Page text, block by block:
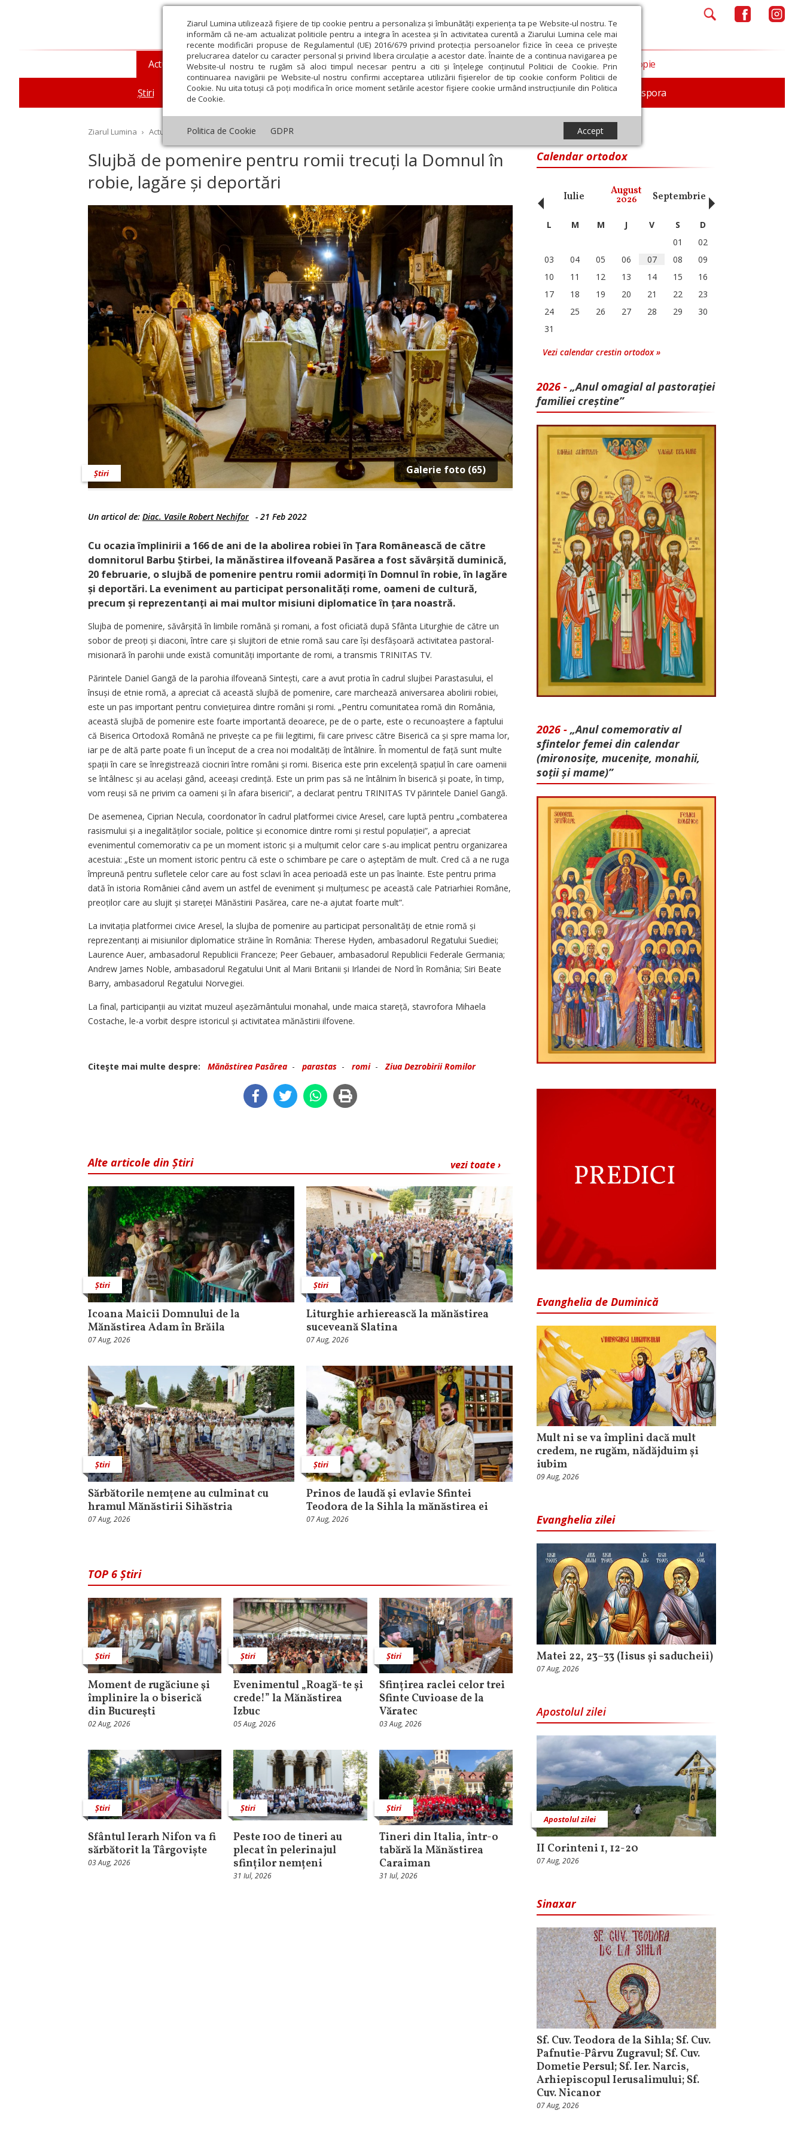
Ziarul Lumina utilizează fişiere de tip cookie pentru a personaliza și îmbunătăți experiența ta pe Website-ul nostru. Te
informăm că ne-am actualizat politicile pentru a integra în acestea și în activitatea curentă a Ziarului Lumina cele mai
recente modificări propuse de Regulamentul (UE) 2016/679 privind protecția persoanelor fizice în ceea ce privește
prelucrarea datelor cu caracter personal și privind libera circulație a acestor date. Înainte de a continua navigarea pe
Website-ul nostru te rugăm să aloci timpul necesar pentru a citi și înțelege conținutul Politicii de Cookie. Prin
continuarea navigării pe Website-ul nostru confirmi acceptarea utilizării fişierelor de tip cookie conform Politicii de
Cookie. Nu uita totuși că poți modifica în orice moment setările acestor fişiere cookie urmând instrucțiunile din Politica
de Cookie.
Politica de Cookie GDPR Accept
Actualitate religioasă
Știri Mesaje și cuvântări An omagial Comunicate de presă Documentar In memoriam Diaspora
Teologie și spiritualitate Educaţie și Cultură Societate Opinii Filantropie
Ziarul Lumina › Actualitate religioasă › Știri › Slujbă de pomenire pentru romii trecuți la Domnul în robie, lagăre și deportări
Slujbă de pomenire pentru romii trecuți la Domnul în
robie, lagăre și deportări
Galerie foto (65)
Știri
Un articol de: Diac. Vasile Robert Nechifor - 21 Feb 2022
Cu ocazia împlinirii a 166 de ani de la abolirea robiei în Țara Românească de către
domnitorul Barbu Știrbei, la mănăstirea ilfoveană Pasărea a fost săvârșită duminică,
20 februarie, o slujbă de pomenire pentru romii adormiți în Domnul în robie, în lagăre
și deportări. La eveniment au participat personalități rome, oameni de cultură,
precum și reprezentanți ai mai multor misiuni diplomatice în țara noastră.
Slujba de pomenire, săvârșită în limbile română și romani, a fost oficiată după Sfânta Liturghie de către un
sobor de preoți și diaconi, între care și slujitori de etnie romă sau care își desfășoară activitatea pastoral-
misionară în parohii unde există comunități importante de romi, a transmis TRINITAS TV.
Părintele Daniel Gangă de la parohia ilfoveană Sintești, care a avut protia în cadrul slujbei Parastasului, el
însuși de etnie romă, a apreciat că această slujbă de pomenire, care marchează aniversarea abolirii robiei,
este un pas important pentru conviețuirea dintre români și romi. „Pentru comunitatea romă din România,
această slujbă de pomenire este foarte importantă deoarece, pe de o parte, este o recunoaștere a faptului
că Biserica Ortodoxă Română ne privește ca pe fiii legitimi, fii care privesc către Biserică ca și spre mama lor,
iar pe de altă parte poate fi un început de a crea noi modalități de întâlnire. În momentul de față sunt multe
spații în care se înregistrează ciocniri între români și romi. Biserica este prin excelență spațiul în care oamenii
se întâlnesc și au același gând, aceeași credință. Este un prim pas să ne întâlnim în biserică și poate, în timp,
vom reuși să ne privim ca oameni și în afara bisericii”, a declarat pentru TRINITAS TV părintele Daniel Gangă.
De asemenea, Ciprian Necula, coordonator în cadrul platformei civice Aresel, care luptă pentru „combaterea
rasismului și a inegalităților sociale, politice și economice dintre romi și restul populației”, a apreciat
evenimentul comemorativ ca pe un moment istoric și a mulțumit celor care s-au implicat pentru organizarea
acestuia: „Este un moment istoric pentru că este o schimbare pe care o așteptăm de mult. Cred că a ne ruga
împreună pentru sufletele celor care au fost sclavi în acea perioadă este un pas înainte. Este pentru prima
dată în istoria României când avem un astfel de eveniment și mulțumesc pe această cale Patriarhiei Române,
preoților care au slujit și stareței Mănăstirii Pasărea, care ne-a ajutat foarte mult”.
La invitația platformei civice Aresel, la slujba de pomenire au participat personalități de etnie romă și
reprezentanți ai misiunilor diplomatice străine în România: Therese Hyden, ambasadorul Regatului Suediei;
Laurence Auer, ambasadorul Republicii Franceze; Peer Gebauer, ambasadorul Republicii Federale Germania;
Andrew James Noble, ambasadorul Regatului Unit al Marii Britanii și Irlandei de Nord în România; Siri Beate
Barry, ambasadorul Regatului Norvegiei.
La final, participanții au vizitat muzeul așezământului monahal, unde maica stareță, stavrofora Mihaela
Costache, le-a vorbit despre istoricul și activitatea mănăstirii ilfovene.
Citeşte mai multe despre: Mănăstirea Pasărea - parastas - romi-Ziua Dezrobirii Romilor
vezi toate ›
Alte articole din Știri
Știri
Icoana Maicii Domnului de la
Mănăstirea Adam în Brăila
07 Aug, 2026
Știri
Liturghie arhierească la mănăstirea
suceveană Slatina
07 Aug, 2026
Știri
Sărbătorile nemţene au culminat cu
hramul Mănăstirii Sihăstria
07 Aug, 2026
Știri
Prinos de laudă şi evlavie Sfintei
Teodora de la Sihla la mănăstirea ei
07 Aug, 2026
TOP 6 Știri
Știri
Moment de rugăciune şi
împlinire la o biserică
din Bucureşti
02 Aug, 2026
Știri
Evenimentul „Roagă-te și
crede!” la Mănăstirea
Izbuc
05 Aug, 2026
Știri
Sfințirea raclei celor trei
Sfinte Cuvioase de la
Văratec
03 Aug, 2026
Știri
Sfântul Ierarh Nifon va fi
sărbătorit la Târgoviște
03 Aug, 2026
Știri
Peste 100 de tineri au
plecat în pelerinajul
sfinților nemțeni
31 Iul, 2026
Știri
Tineri din Italia, într-o
tabără la Mănăstirea
Caraiman
31 Iul, 2026
Calendar ortodox
Noiembrie Decembrie Iulie August
2026 Septembrie Octombrie
‹ L M M J V S
D
01
02
03
04 05 06 07 08
09
10
11 12 13 14 15
16
17
18 19 20 21 22
23
24
25 26 27 28 29
30
31
Vezi calendar crestin ortodox »
2026 - „Anul omagial al pastorației
familiei creștine”
2026 - „Anul comemorativ al
sfintelor femei din calendar
(mironosițe, mu­cenițe, monahii,
soții și mame)”
Evanghelia de Duminică
Mult ni se va împlini dacă mult
credem, ne rugăm, nădăjduim și
iubim
09 Aug, 2026
Evanghelia zilei
Matei 22, 23–33 (Iisus și saducheii)
07 Aug, 2026
Apostolul zilei
Apostolul zilei
II Corinteni 1, 12-20
07 Aug, 2026
Sinaxar
Sf. Cuv. Teodora de la Sihla; Sf. Cuv.
Pafnutie-Pârvu Zugravul; Sf. Cuv.
Dometie Persul; Sf. Ier. Narcis,
Arhiepiscopul Ierusalimului; Sf.
Cuv. Nicanor
07 Aug, 2026